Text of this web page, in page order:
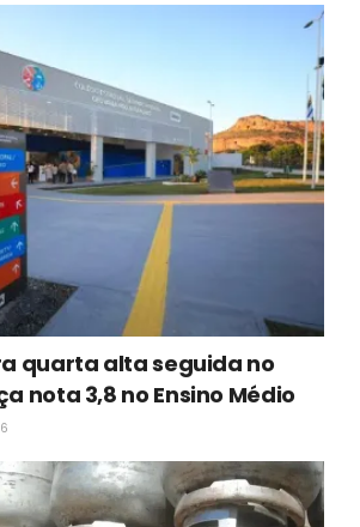
quarta alta seguida no
nota 3,8 no Ensino Médio